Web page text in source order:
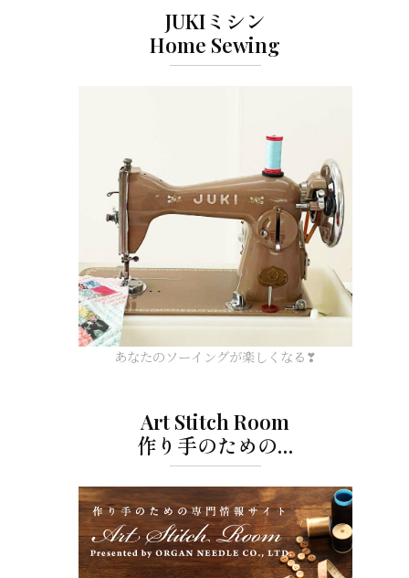
JUKIミシン
Home Sewing
あなたのソーイングが楽しくなる❣
Art Stitch Room
作り手のための…